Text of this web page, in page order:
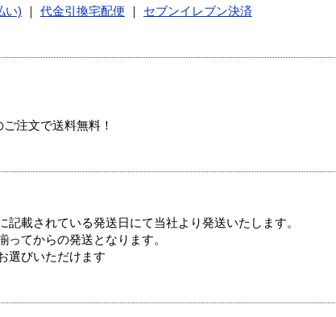
い) 代金引換宅配便
セブンイレブン決済
注文で送料無料！
載されている発送日にて当社より発送いたします。
てからの発送となります。
選びいただけます